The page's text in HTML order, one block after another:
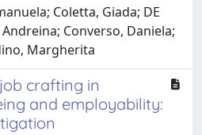
Coletta, Giada; DE
Andreina; Converso, Daniela;
Margherita
crafting in
and employability: